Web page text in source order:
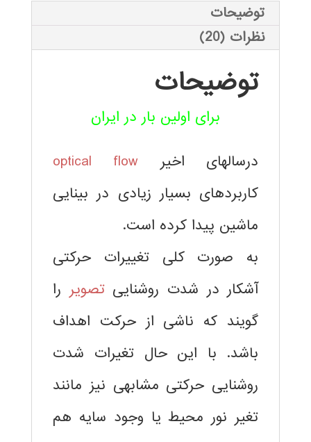
Flow
در
پردازش
تصویر
عدد
توضیحات
نظرات (20)
توضیحات
برای اولین بار در ایران
درسالهای اخیر optical flow
کاربردهای بسیار زیادی در بینایی
ماشین پیدا کرده است.
به صورت کلی تغییرات حرکتی
آشکار در شدت روشناییتصویر را
گویند که ناشی از حرکت اهداف
باشد. با این حال تغیرات شدت
روشنایی حرکتی مشابهی نیز مانند
تغیر نور محیط یا وجود سایه هم